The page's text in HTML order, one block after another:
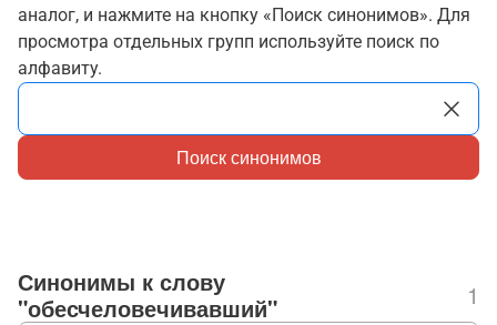
аналог, и нажмите на кнопку «Поиск синонимов». Для
просмотра отдельных групп используйте поиск по
алфавиту.
Поиск синонимов
Синонимы к слову
"обесчеловечивавший"
1